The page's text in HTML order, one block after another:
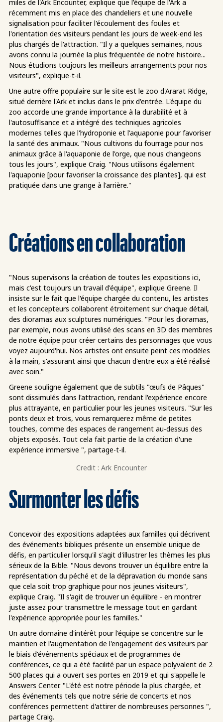
miles de l'Ark Encounter, explique que l'équipe de l'Ark a
récemment mis en place des chandeliers et une nouvelle
signalisation pour faciliter l'écoulement des foules et
l'orientation des visiteurs pendant les jours de week-end les
plus chargés de l'attraction. "Il y a quelques semaines, nous
avons connu la journée la plus fréquentée de notre histoire...
Nous étudions toujours les meilleurs arrangements pour nos
visiteurs", explique-t-il.
Une autre offre populaire sur le site est le zoo d'Ararat Ridge,
situé derrière l'Ark et inclus dans le prix d'entrée. L'équipe du
zoo accorde une grande importance à la durabilité et à
l'autosuffisance et a intégré des techniques agricoles
modernes telles que l'hydroponie et l'aquaponie pour favoriser
la santé des animaux. "Nous cultivons du fourrage pour nos
animaux grâce à l'aquaponie de l'orge, que nous changeons
tous les jours", explique Craig. "Nous utilisons également
l'aquaponie [pour favoriser la croissance des plantes], qui est
pratiquée dans une grange à l'arrière."
Créations en collaboration
"Nous supervisons la création de toutes les expositions ici,
mais c'est toujours un travail d'équipe", explique Greene. Il
insiste sur le fait que l'équipe chargée du contenu, les artistes
et les concepteurs collaborent étroitement sur chaque détail,
des dioramas aux sculptures numériques. "Pour les dioramas,
par exemple, nous avons utilisé des scans en 3D des membres
de notre équipe pour créer certains des personnages que vous
voyez aujourd'hui. Nos artistes ont ensuite peint ces modèles
à la main, s'assurant ainsi que chacun d'entre eux a été réalisé
avec soin."
Greene souligne également que de subtils "œufs de Pâques"
sont dissimulés dans l'attraction, rendant l'expérience encore
plus attrayante, en particulier pour les jeunes visiteurs. "Sur les
ponts deux et trois, vous remarquerez même de petites
touches, comme des espaces de rangement au-dessus des
objets exposés. Tout cela fait partie de la création d'une
expérience immersive ", partage-t-il.
Credit : Ark Encounter
Surmonter les défis
Concevoir des expositions adaptées aux familles qui décrivent
des événements bibliques présente un ensemble unique de
défis, en particulier lorsqu'il s'agit d'illustrer les thèmes les plus
sérieux de la Bible. "Nous devons trouver un équilibre entre la
représentation du péché et de la dépravation du monde sans
que cela soit trop graphique pour nos jeunes visiteurs",
explique Craig. "Il s'agit de trouver un équilibre - en montrer
juste assez pour transmettre le message tout en gardant
l'expérience appropriée pour les familles."
Un autre domaine d'intérêt pour l'équipe se concentre sur le
maintien et l'augmentation de l'engagement des visiteurs par
le biais d'événements spéciaux et de programmes de
conférences, ce qui a été facilité par un espace polyvalent de 2
500 places qui a ouvert ses portes en 2019 et qui s'appelle le
Answers Center. "L'été est notre période la plus chargée, et
des événements tels que notre série de concerts et nos
conférences permettent d'attirer de nombreuses personnes ",
partage Craig.